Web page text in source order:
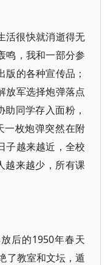
活很快就消逝得无
鸣，我和一部分参
的各种宣传品；
放军选择炮弹落点
同学存入面粉，
枚炮弹突然在附
子越来越近，全校
越来越少，所有课
后的1950年春天
了教室和文坛，遁